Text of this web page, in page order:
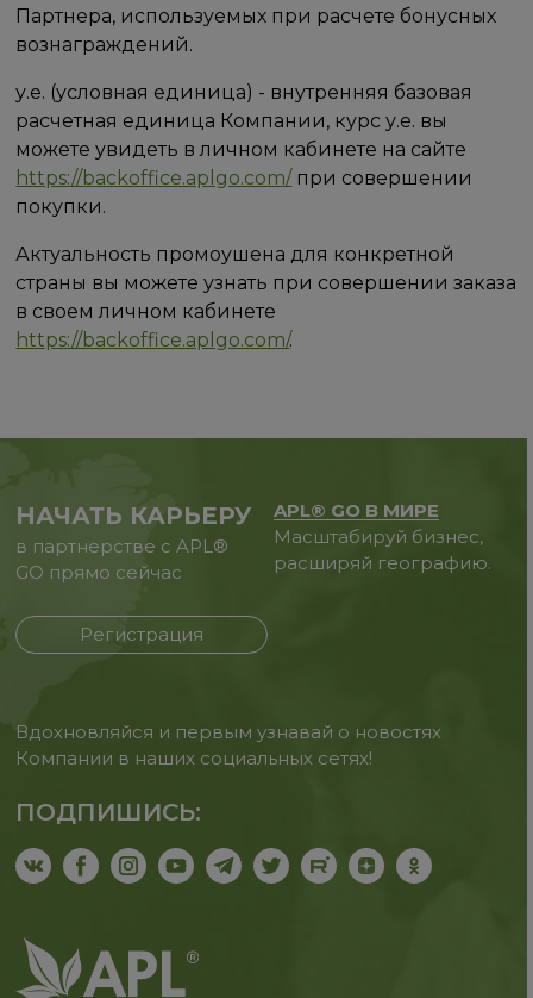
Партнера, используемых при расчете бонусных
вознаграждений.
у.е. (условная единица) - внутренняя базовая
расчетная единица Компании, курс у.е. вы
можете увидеть в личном кабинете на сайте
https://backoffice.aplgo.com/при совершении
покупки.
Актуальность промоушена для конкретной
страны вы можете узнать при совершении заказа
в своем личном кабинете
https://backoffice.aplgo.com/.
НАЧАТЬ КАРЬЕРУ
в партнерстве с APL®
GO прямо сейчас
Регистрация
APL® GO В МИРЕ
Масштабируй бизнес,
расширяй географию.
Вдохновляйся и первым узнавай о новостях
Компании в наших социальных сетях!
ПОДПИШИСЬ: